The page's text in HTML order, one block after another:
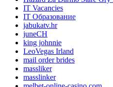
IT Vacancies
IT Образование
jabukatv.hr
juneCH
king johnnie
LeoVegas Irland
mail order brides
massliker
masslinker